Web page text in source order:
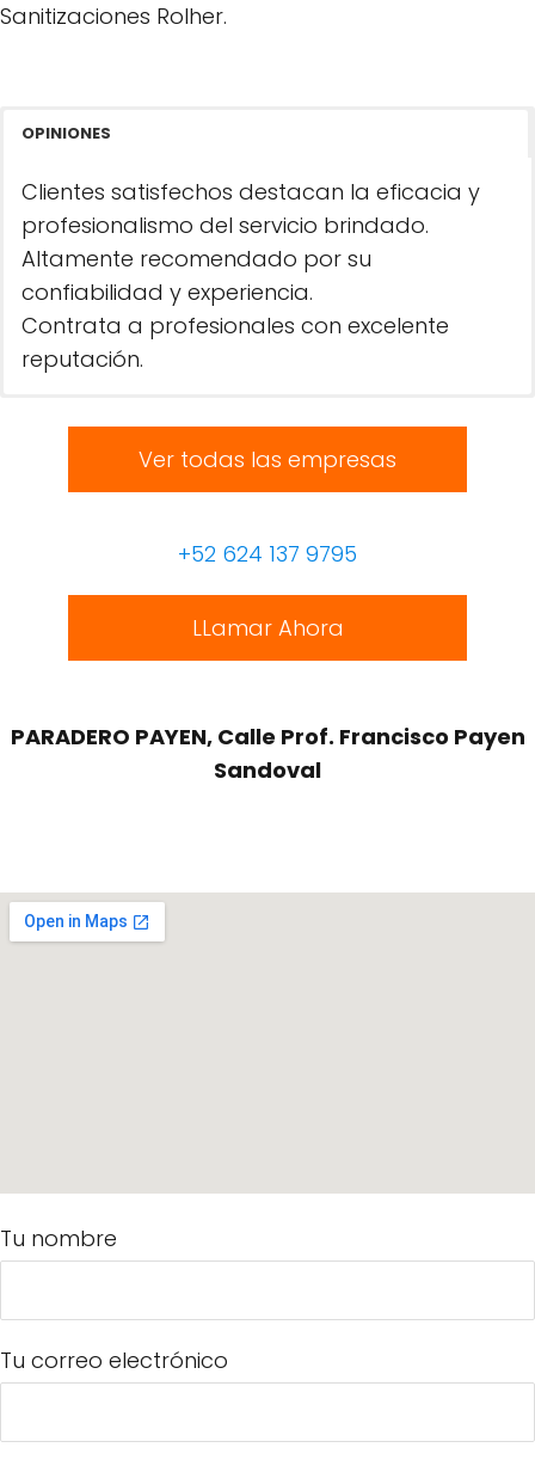
Sanitizaciones Rolher.
OPINIONES
Clientes satisfechos destacan la eficacia y
profesionalismo del servicio brindado.
Altamente recomendado por su
confiabilidad y experiencia.
Contrata a profesionales con excelente
reputación.
Ver todas las empresas
+52 624 137 9795
LLamar Ahora
PARADERO PAYEN, Calle Prof. Francisco Payen
Sandoval
Tu nombre
Tu correo electrónico